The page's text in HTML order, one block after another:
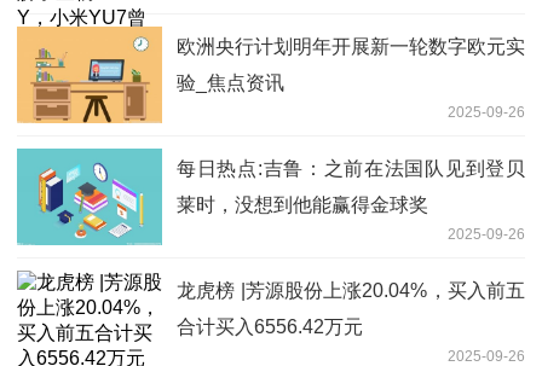
欧洲央行计划明年开展新一轮数字欧元实
验_焦点资讯
2025-09-26
每日热点:吉鲁：之前在法国队见到登贝
莱时，没想到他能赢得金球奖
2025-09-26
龙虎榜 |芳源股份上涨20.04%，买入前五
合计买入6556.42万元
2025-09-26